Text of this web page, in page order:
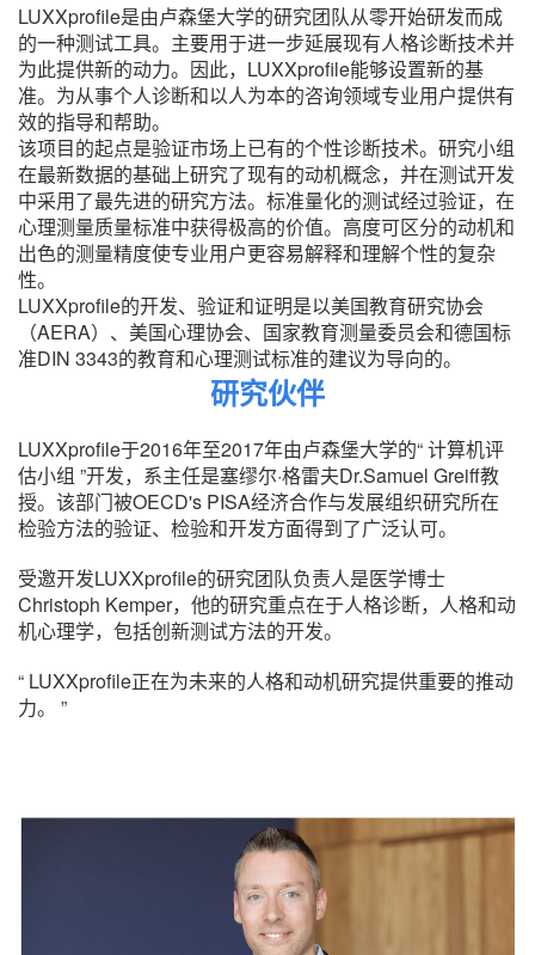
LUXXprofile是由卢森堡大学的研究团队从零开始研发而成
的一种测试工具。主要用于进一步延展现有人格诊断技术并
为此提供新的动力。因此，LUXXprofile能够设置新的基
准。为从事个人诊断和以人为本的咨询领域专业用户提供有
效的指导和帮助。
该项目的起点是验证市场上已有的个性诊断技术。研究小组
在最新数据的基础上研究了现有的动机概念，并在测试开发
中采用了最先进的研究方法。标准量化的测试经过验证，在
心理测量质量标准中获得极高的价值。高度可区分的动机和
出色的测量精度使专业用户更容易解释和理解个性的复杂
性。
LUXXprofile的开发、验证和证明是以美国教育研究协会
（AERA）、美国心理协会、国家教育测量委员会和德国标
准DIN 3343的教育和心理测试标准的建议为导向的。
研究伙伴
LUXXprofile于2016年至2017年由卢森堡大学的“ 计算机评
估小组 ”开发，系主任是塞缪尔·格雷夫Dr.Samuel Greiff教
授。该部门被OECD's PISA经济合作与发展组织研究所在
检验方法的验证、检验和开发方面得到了广泛认可。
受邀开发LUXXprofile的研究团队负责人是医学博士
Christoph Kemper，他的研究重点在于人格诊断，人格和动
机心理学，包括创新测试方法的开发。
“ LUXXprofile正在为未来的人格和动机研究提供重要的推动
力。 ”